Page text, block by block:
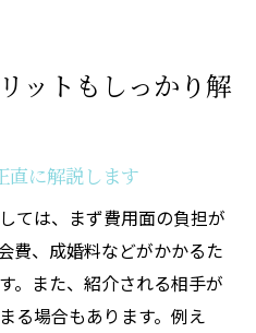
ットもしっかり解
直に解説します
ては、まず費用面の負担が
費、成婚料などがかかるた
。また、紹介される相手が
る場合もあります。例え